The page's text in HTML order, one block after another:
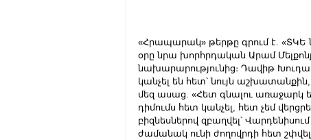
«Հրապարակ» թերթը գրում է.
օրը նրա խորհրդական Արամ
նախարարությունից։ Դավիթ
կանչել են հետ՝ նույն
մեզ ասաց. «Հետ գնալու առաջարկ
դիմումս հետ կանչել, հետ չեմ
բիզնեսներով զբաղվել՝
ժամանակ ունի ժողովրդի հետ